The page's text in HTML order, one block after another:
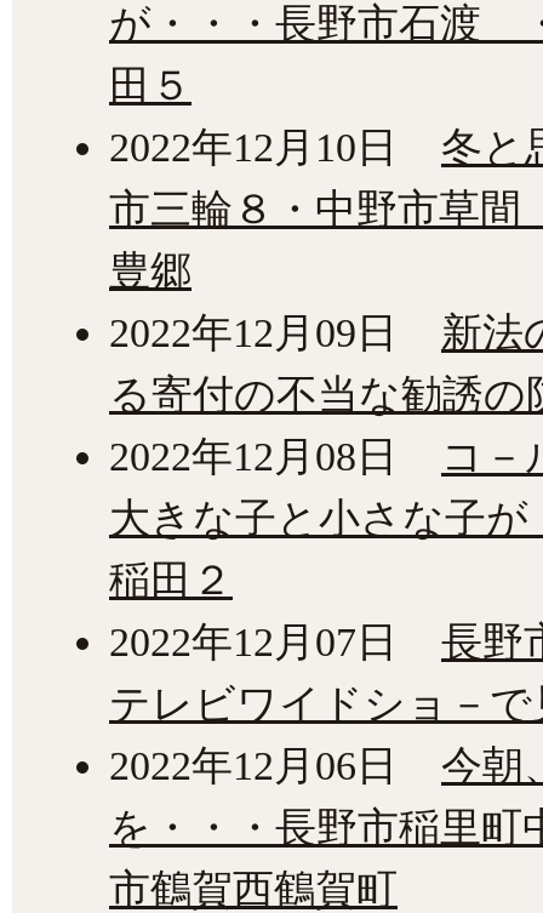
が・・・長野市石渡
田５
2022年12月10日
冬と
市三輪８・中野市草
豊郷
2022年12月09日
新法
る寄付の不当な勧誘
2022年12月08日
コ－
大きな子と小さな子
稲田２
2022年12月07日
長野
テレビワイドショ－
2022年12月06日
今朝
を・・・長野市稲里
市鶴賀西鶴賀町